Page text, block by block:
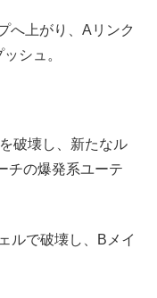
へ上がり、Aリンク
シュ。
破壊し、新たなル
チの爆発系ユーテ
ルで破壊し、Bメイ